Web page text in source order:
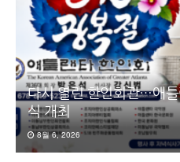
다시 열린 한인회관…애
식 개최
8월 6, 2026